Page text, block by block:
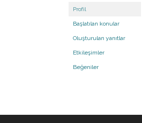
Profil
Başlatılan konular
Oluşturulan yanıtlar
Etkileşimler
Beğeniler